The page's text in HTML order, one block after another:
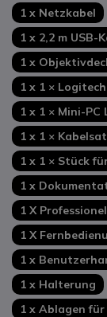
1 x Netzkabel
1 x 2,2 m USB-
1 x
1 x 1 ×
1 x 1 × Mini-
1 x 1 ×
1 x 1 × Stück
1 x
1 X
1 X
1 x
1 x Halterung
1 x Ablagen